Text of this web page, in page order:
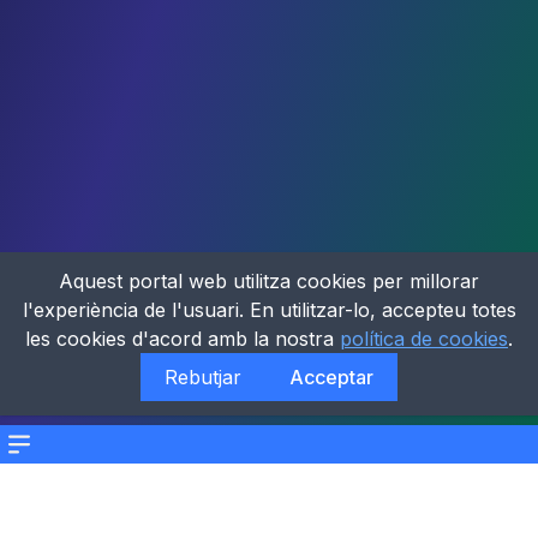
Menu
Aquest portal web utilitza cookies per millorar
l'experiència de l'usuari. En utilitzar-lo, accepteu totes
les cookies d'acord amb la nostra política de cookies.
Rebutjar
Acceptar